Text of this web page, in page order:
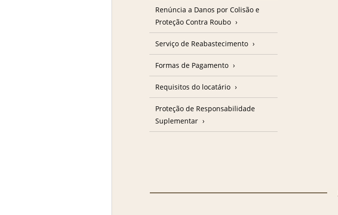
Renúncia a Danos por Colisão e
Proteção Contra Roubo
Serviço de Reabastecimento
Formas de Pagamento
Requisitos do locatário
Proteção de Responsabilidade
Suplementar